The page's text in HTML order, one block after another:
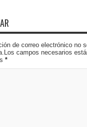
de correo electrónico no
campos necesarios
*